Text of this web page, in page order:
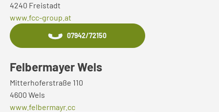
4240 Freistadt
www.fcc-group.at
07942/72150
Felbermayer Wels
Mitterhoferstraße 110
4600 Wels
www.felbermayr.cc